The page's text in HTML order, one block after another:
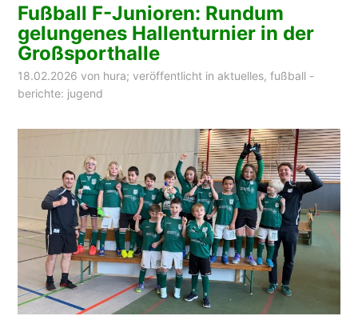
Fußball F-Junioren: Rundum
gelungenes Hallenturnier in der
Großsporthalle
18.02.2026 von hura; veröffentlicht in aktuelles,fußball -
berichte: jugend